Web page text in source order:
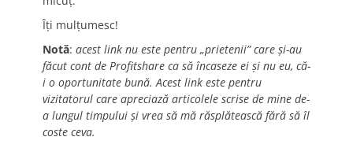
Îți mulțumesc!
Notă: acest link nu este pentru „prietenii” care și-au
făcut cont de Profitshare ca să încaseze ei și nu eu, că-
i o oportunitate bună. Acest link este pentru
vizitatorul care apreciază articolele scrise de mine de-
a lungul timpului și vrea să mă răsplătească fără să îl
coste ceva.